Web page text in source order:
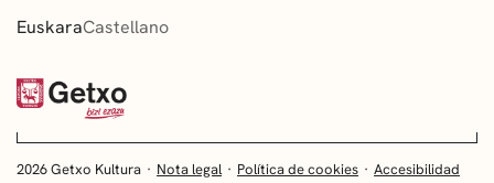
EuskaraCastellano
2026 Getxo Kultura Nota legal Política de cookies Accesibilidad